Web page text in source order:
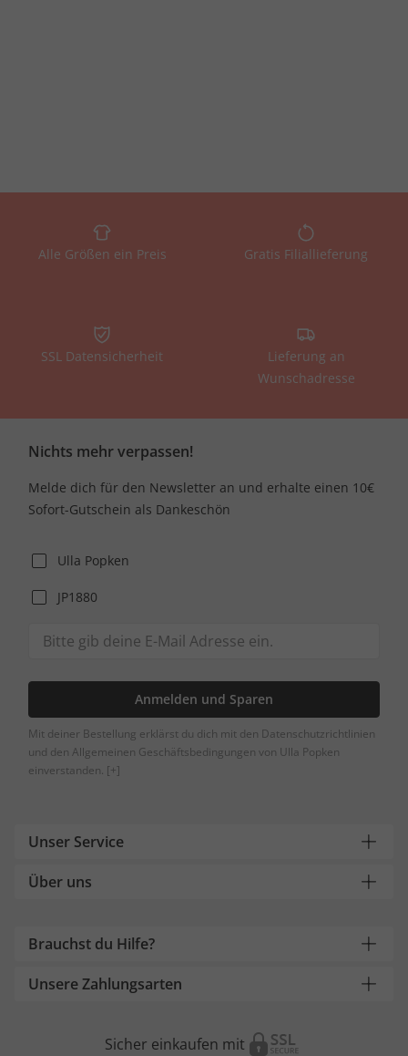
Alle Größen ein Preis Gratis Filiallieferung
SSL Datensicherheit
Lieferung an
Wunschadresse
Nichts mehr verpassen!
Melde dich für den Newsletter an und erhalte einen 10€
Sofort-Gutschein als Dankeschön
Ulla Popken
JP1880
Anmelden und Sparen
Mit deiner Bestellung erklärst du dich mit den Datenschutzrichtlinien
und den Allgemeinen Geschäftsbedingungen von Ulla Popken
einverstanden. [+]
Unser Service
Über uns
Brauchst du Hilfe?
Unsere Zahlungsarten
Sicher einkaufen mit